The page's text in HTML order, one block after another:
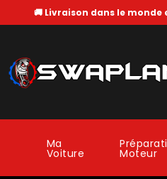
🚚 Livraison dans le monde
Ma
Voiture Moteur